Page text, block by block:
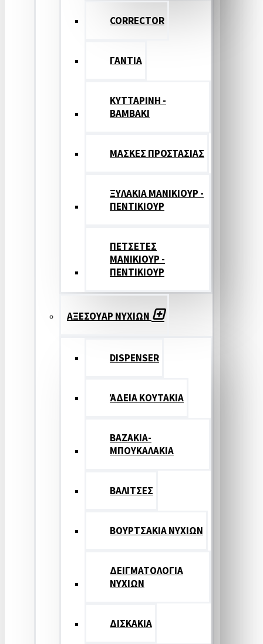
CORRECTOR
ΓΑΝΤΙΑ
ΚΥΤΤΑΡΙΝΗ -
ΒΑΜΒΑΚΙ
ΜΑΣΚΕΣ ΠΡΟΣΤΑΣΙΑΣ
ΞΥΛΑΚΙΑ ΜΑΝΙΚΙΟΥΡ -
ΠΕΝΤΙΚΙΟΥΡ
ΠΕΤΣΕΤΕΣ
ΜΑΝΙΚΙΟΥΡ -
ΠΕΝΤΙΚΙΟΥΡ
ΑΞΕΣΟΥΑΡ ΝΥΧΙΩΝ
DISPENSER
ΆΔΕΙΑ ΚΟΥΤΑΚΙΑ
ΒΑΖΑΚΙΑ-
ΜΠΟΥΚΑΛΑΚΙΑ
ΒΑΛΙΤΣΕΣ
ΒΟΥΡΤΣΑΚΙΑ ΝΥΧΙΩΝ
ΔΕΙΓΜΑΤΟΛΟΓΙΑ
ΝΥΧΙΩΝ
ΔΙΣΚΑΚΙΑ